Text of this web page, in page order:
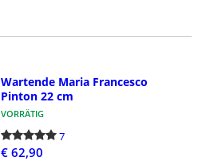
Wartende Maria Francesco
Pinton 22 cm
VORRÄTIG
7
€ 62,90